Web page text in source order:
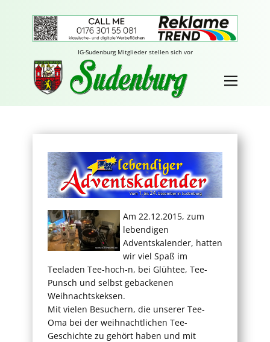
IG-Sudenburg Mitglieder stellen sich vor
Am 22.12.2015, zum
lebendigen
Adventskalender, hatten
wir viel Spaß im
Teeladen Tee-hoch-n, bei Glühtee, Tee-
Punsch und selbst gebackenen
Weihnachtskeksen.
Mit vielen Besuchern, die unserer Tee-
Oma bei der weihnachtlichen Tee-
Geschichte zu gehört haben und mit